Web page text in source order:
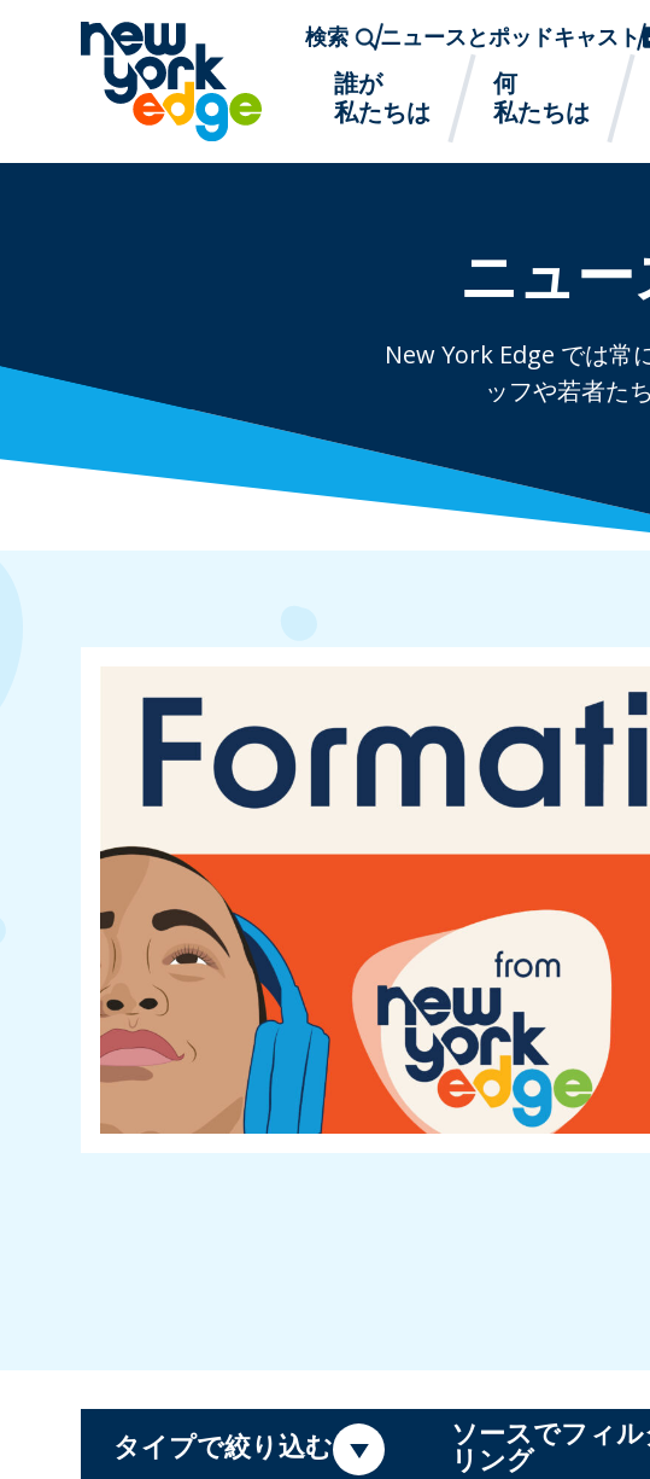
メインコンテンツへスキップ
検索 ニュースとポッドキャスト
誰が
私たちは
何
私たちは
ニュー
New York Edge では常
ッフや若者た
タイプで絞り込む ソースでフィル
リング